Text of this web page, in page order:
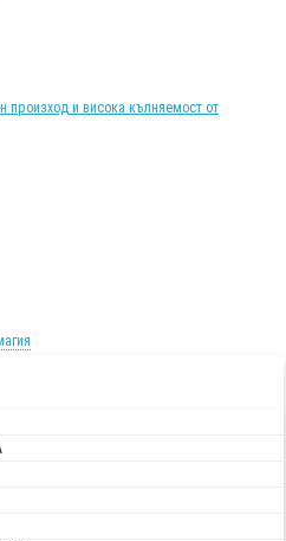
произход и висока кълняемост от